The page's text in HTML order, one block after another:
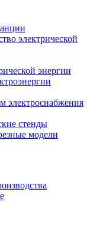
электрической
энергии
электроснабжения
стенды
модели